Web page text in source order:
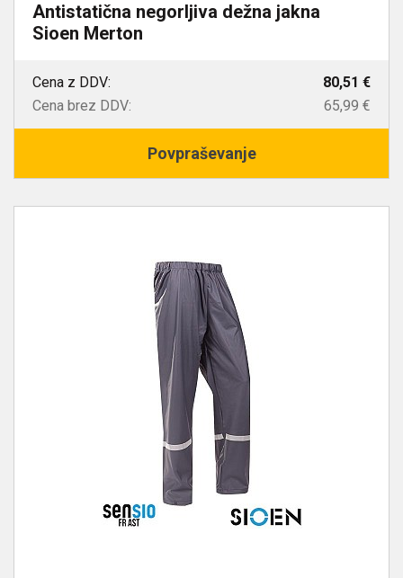
Antistatična negorljiva dežna jakna
Sioen Merton
Cena z DDV:
80,51 €
Cena brez DDV:
65,99 €
Povpraševanje